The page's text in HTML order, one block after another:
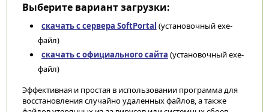
Выберите вариант загрузки:
скачать с сервера SoftPortal (установочный exe-
файл)
скачать с официального сайта (установочный exe-
файл)
Эффективная и простая в использовании программа для
восстановления случайно удаленных файлов, а также